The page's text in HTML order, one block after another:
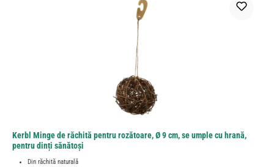
Kerbl Minge de răchită pentru rozătoare, Ø 9 cm, se umple cu hrană,
pentru dinți sănătoși
Din răchită naturală